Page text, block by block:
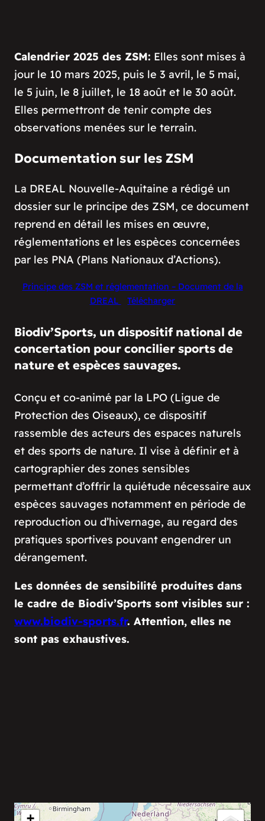
Calendrier 2025 des ZSM: Elles sont mises à
jour le 10 mars 2025, puis le 3 avril, le 5 mai,
le 5 juin, le 8 juillet, le 18 août et le 30 août.
Elles permettront de tenir compte des
observations menées sur le terrain.
Documentation sur les ZSM
La DREAL Nouvelle-Aquitaine a rédigé un
dossier sur le principe des ZSM, ce document
reprend en détail les mises en œuvre,
réglementations et les espèces concernées
par les PNA (Plans Nationaux d’Actions).
Principe des ZSM et réglementation – Document de la
DREAL
Télécharger
Biodiv’Sports, un dispositif national de
concertation pour concilier sports de
nature et espèces sauvages.
Conçu et co-animé par la LPO (Ligue de
Protection des Oiseaux), ce dispositif
rassemble des acteurs des espaces naturels
et des sports de nature. Il vise à définir et à
cartographier des zones sensibles
permettant d’offrir la quiétude nécessaire aux
espèces sauvages notamment en période de
reproduction ou d’hivernage, au regard des
pratiques sportives pouvant engendrer un
dérangement.
Les données de sensibilité produites dans
le cadre de Biodiv’Sports sont visibles sur :
www.biodiv-sports.fr. Attention, elles ne
sont pas exhaustives.